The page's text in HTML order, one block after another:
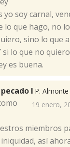
yo soy carnal,
lo que hago, no
sino lo que
si lo que no
es buena.
I P. Almonte
19 enero,
miembros
así